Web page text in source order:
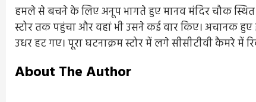
हमले से बचने के लिए अनूप भागते हुए मानव मंदिर चौक
स्टोर तक पहुंचा और वहां भी उसने कई वार किए। अचानक
उधर हट गए। पूरा घटनाक्रम स्टोर में लगे सीसीटीवी कैमरे में
About The Author